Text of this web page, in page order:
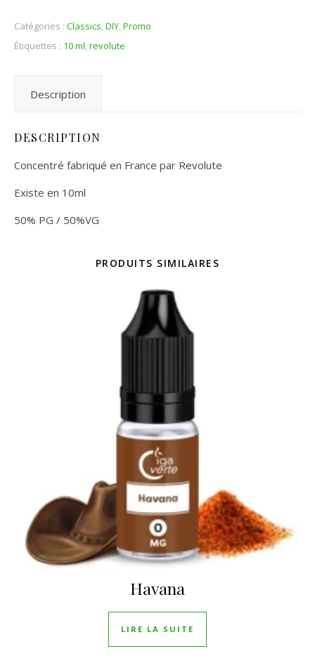
Catégories : Classics,DIY,Promo
Étiquettes : 10 ml,revolute
Description
DESCRIPTION
Concentré fabriqué en France par Revolute
Existe en 10ml
50% PG / 50%VG
PRODUITS SIMILAIRES
Havana
LIRE LA SUITE